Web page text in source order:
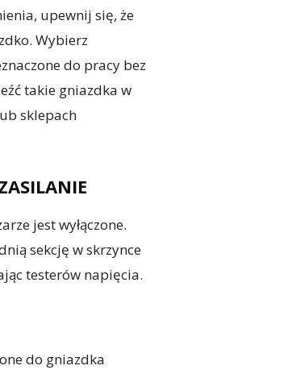
upewnij się, że
Wybierz
do pracy bez
takie gniazdka w
sklepach
jest wyłączone.
sekcję w skrzynce
testerów napięcia.
do gniazdka